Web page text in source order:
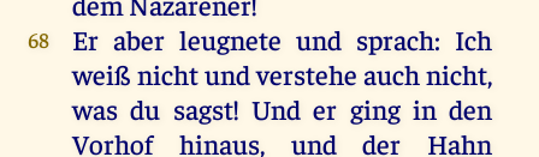
68 Er aber leugnete und sprach: Ich
weiß nichtundversteheauchnicht,
was du sagst! Und er ging in den
Vorhof
hinaus, und der
Hahn